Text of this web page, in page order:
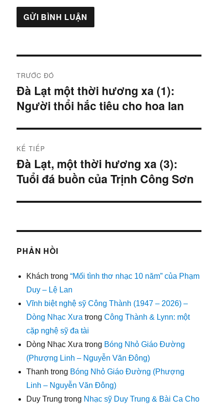
hướng
bài
viết
TRƯỚC ĐÓ
Bài
trước:
Đà Lạt một thời hương xa (1):
Người thổi hắc tiêu cho hoa lan
KẾ TIẾP
Bài
tiếp:
Đà Lạt, một thời hương xa (3):
Tuổi đá buồn của Trịnh Công Sơn
PHẢN HỒI
Khách trong“Mối tình thơ nhạc 10 năm” của Phạm
Duy – Lệ Lan
Vĩnh biệt nghệ sỹ Công Thành (1947 – 2026) –
Dòng Nhạc Xưa trongCông Thành & Lynn: một
cặp nghệ sỹ đa tài
Dòng Nhạc Xưa trong Bóng Nhỏ Giáo Đường
(Phượng Linh – Nguyễn Văn Đông)
Thanh trong Bóng Nhỏ Giáo Đường (Phượng
Linh – Nguyễn Văn Đông)
Duy Trung trong Nhạc sỹ Duy Trung & Bài Ca Cho